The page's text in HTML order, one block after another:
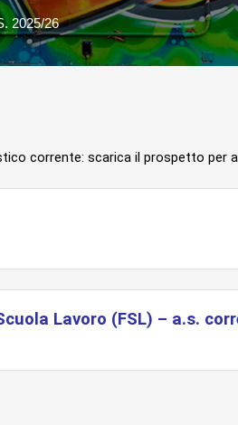
2025/26
corrente: scarica il prospetto per
Lavoro (FSL) – a.s.